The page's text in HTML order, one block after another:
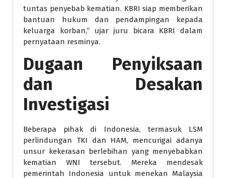
tuntas penyebab kematian. KBRI siap memberikan
bantuan hukum dan pendampingan kepada
keluarga korban,” ujar juru bicara KBRI dalam
pernyataan resminya.
Dugaan Penyiksaan
dan Desakan
Investigasi
Beberapa pihak di Indonesia, termasuk LSM
perlindungan TKI dan HAM, mencurigai adanya
unsur kekerasan berlebihan yang menyebabkan
kematian WNI tersebut. Mereka mendesak
pemerintah Indonesia untuk menekan Malaysia